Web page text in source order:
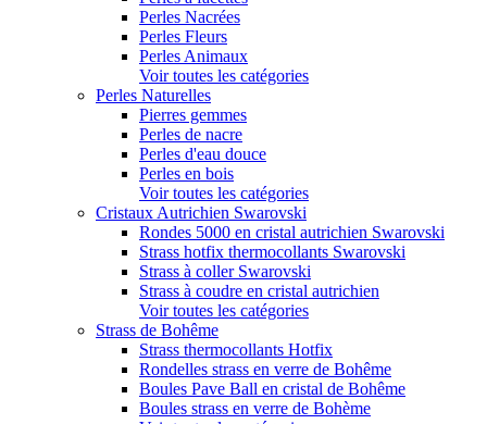
Perles Nacrées
Perles Fleurs
Perles Animaux
Voir toutes les catégories
Perles Naturelles
Pierres gemmes
Perles de nacre
Perles d'eau douce
Perles en bois
Voir toutes les catégories
Cristaux Autrichien Swarovski
Rondes 5000 en cristal autrichien Swarovski
Strass hotfix thermocollants Swarovski
Strass à coller Swarovski
Strass à coudre en cristal autrichien
Voir toutes les catégories
Strass de Bohême
Strass thermocollants Hotfix
Rondelles strass en verre de Bohême
Boules Pave Ball en cristal de Bohême
Boules strass en verre de Bohème